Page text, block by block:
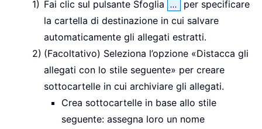
Fai clic sul pulsante Sfoglia
per specificare
la cartella di destinazione in cui salvare
automaticamente gli allegati estratti.
(Facoltativo) Seleziona l’opzione «Distacca gli
allegati con lo stile seguente» per creare
sottocartelle in cui archiviare gli allegati.
Crea sottocartelle in base allo stile
seguente: assegna loro un nome